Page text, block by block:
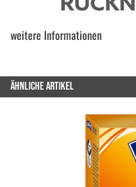
weitere Informationen
ÄHNLICHE ARTIKEL